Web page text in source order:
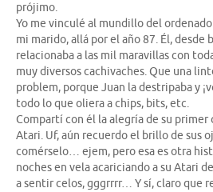
prójimo.
Yo me vinculé al mundillo del
mi marido, allá por el año 87. Él, desde
relacionaba a las mil maravillas con
muy diversos cachivaches. Que una
problem, porque Juan la destripaba y
todo lo que oliera a chips, bits, etc.
Compartí con él la alegría de su primer
Atari. Uf, aún recuerdo el brillo de sus
comérselo… ejem, pero esa es otra
noches en vela acariciando a su Atari
a sentir celos, gggrrrr… Y sí, claro que